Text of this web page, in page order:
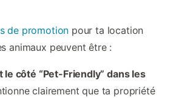
de promotion pour ta location
animaux peuvent être :
côté “Pet-Friendly” dans les
clairement que ta propriété